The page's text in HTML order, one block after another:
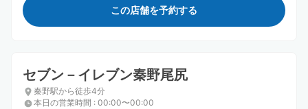
この店舗を予約する
セブン－イレブン秦野尾尻
秦野駅から徒歩4分
本日の営業時間 : 00:00〜00:00